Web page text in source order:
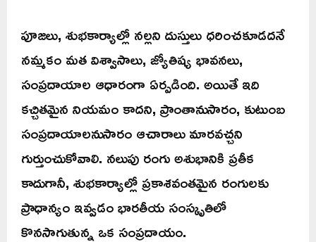
పూజలు, శుభకార్యాల్లో నల్లని దుస్తులు ధరించకూడదనే
నమ్మకం మత విశ్వాసాలు, జ్యోతిష్య భావనలు,
సంప్రదాయాల ఆధారంగా ఏర్పడింది. అయితే ఇది
కచ్చితమైన నియమం కాదని, ప్రాంతానుసారం, కుటుంబ
సంప్రదాయాలనుసారం ఆచారాలు మారవచ్చని
గుర్తుంచుకోవాలి. నలుపు రంగు అశుభానికి ప్రతీక
కాదుగానీ, శుభకార్యాల్లో ప్రకాశవంతమైన రంగులకు
ప్రాధాన్యం ఇవ్వడం భారతీయ సంస్కృతిలో
కొనసాగుతున్న ఒక సంప్రదాయం.